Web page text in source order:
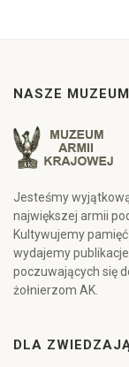
NASZE MUZEUM
Jesteśmy
największej armii
Kultywujemy
wydajemy
poczuwających się
żołnierzom AK.
DLA